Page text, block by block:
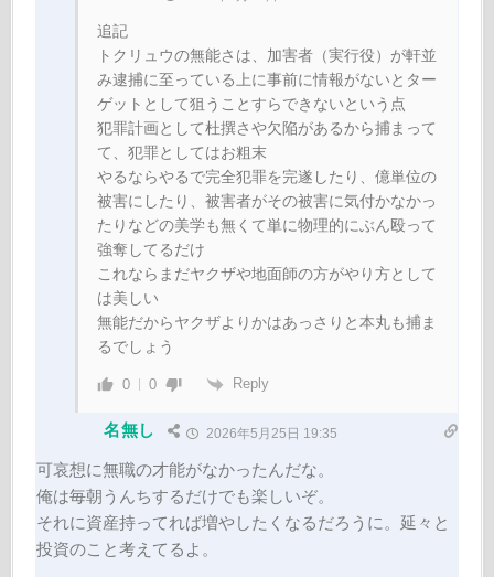
追記
トクリュウの無能さは、加害者（実行役）が軒並
み逮捕に至っている上に事前に情報がないとター
ゲットとして狙うことすらできないという点
犯罪計画として杜撰さや欠陥があるから捕まって
て、犯罪としてはお粗末
やるならやるで完全犯罪を完遂したり、億単位の
被害にしたり、被害者がその被害に気付かなかっ
たりなどの美学も無くて単に物理的にぶん殴って
強奪してるだけ
これならまだヤクザや地面師の方がやり方として
は美しい
無能だからヤクザよりかはあっさりと本丸も捕ま
るでしょう
0 0 Reply
名無し 2026年5月25日 19:35
可哀想に無職の才能がなかったんだな。
俺は毎朝うんちするだけでも楽しいぞ。
それに資産持ってれば増やしたくなるだろうに。延々と
投資のこと考えてるよ。